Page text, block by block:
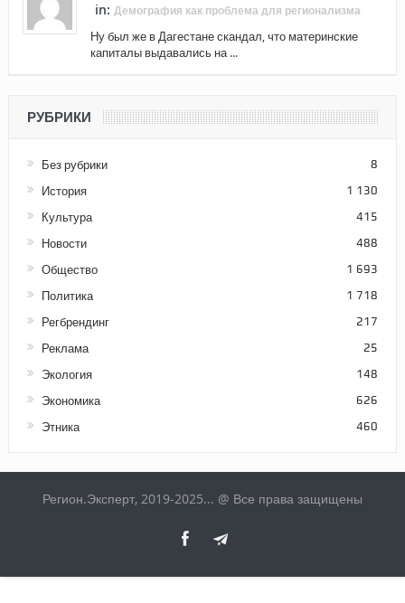
in: Демография как проблема для регионализма
Ну был же в Дагестане скандал, что материнские
капиталы выдавались на ...
РУБРИКИ
Без рубрики 8
История 1 130
Культура 415
Новости 488
Общество 1 693
Политика 1 718
Регбрендинг 217
Реклама 25
Экология 148
Экономика 626
Этника 460
Регион.Эксперт, 2019-2025... @ Все права защищены